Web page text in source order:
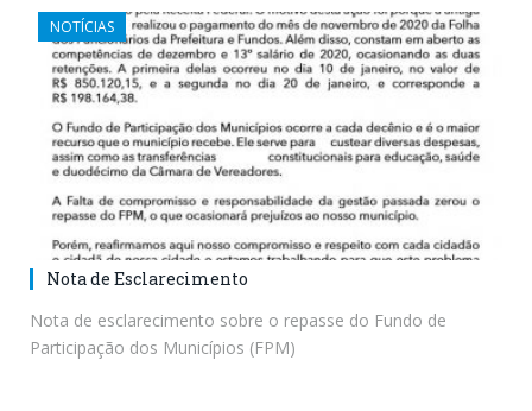
NOTÍCIAS
Nota de Esclarecimento
Nota de esclarecimento sobre o repasse do Fundo de
Participação dos Municípios (FPM)